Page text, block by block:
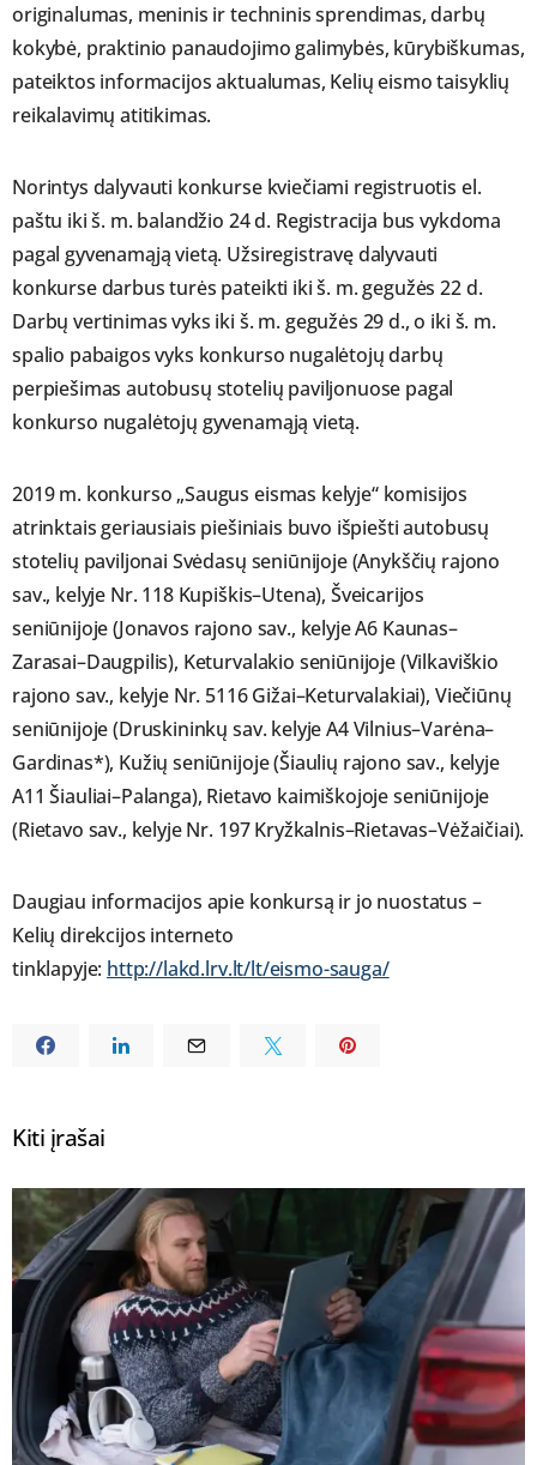
originalumas, meninis ir techninis sprendimas, darbų
kokybė, praktinio panaudojimo galimybės, kūrybiškumas,
pateiktos informacijos aktualumas, Kelių eismo taisyklių
reikalavimų atitikimas.
Norintys dalyvauti konkurse kviečiami registruotis el.
paštu iki š. m. balandžio 24 d. Registracija bus vykdoma
pagal gyvenamąją vietą. Užsiregistravę dalyvauti
konkurse darbus turės pateikti iki š. m. gegužės 22 d.
Darbų vertinimas vyks iki š. m. gegužės 29 d., o iki š. m.
spalio pabaigos vyks konkurso nugalėtojų darbų
perpiešimas autobusų stotelių paviljonuose pagal
konkurso nugalėtojų gyvenamąją vietą.
2019 m. konkurso „Saugus eismas kelyje“ komisijos
atrinktais geriausiais piešiniais buvo išpiešti autobusų
stotelių paviljonai Svėdasų seniūnijoje (Anykščių rajono
sav., kelyje Nr. 118 Kupiškis–Utena), Šveicarijos
seniūnijoje (Jonavos rajono sav., kelyje A6 Kaunas–
Zarasai–Daugpilis), Keturvalakio seniūnijoje (Vilkaviškio
rajono sav., kelyje Nr. 5116 Gižai–Keturvalakiai), Viečiūnų
seniūnijoje (Druskininkų sav. kelyje A4 Vilnius–Varėna–
Gardinas*), Kužių seniūnijoje (Šiaulių rajono sav., kelyje
A11 Šiauliai–Palanga), Rietavo kaimiškojoje seniūnijoje
(Rietavo sav., kelyje Nr. 197 Kryžkalnis–Rietavas–Vėžaičiai).
Daugiau informacijos apie konkursą ir jo nuostatus –
Kelių direkcijos interneto
tinklapyje: http://lakd.lrv.lt/lt/eismo-sauga/
Kiti įrašai